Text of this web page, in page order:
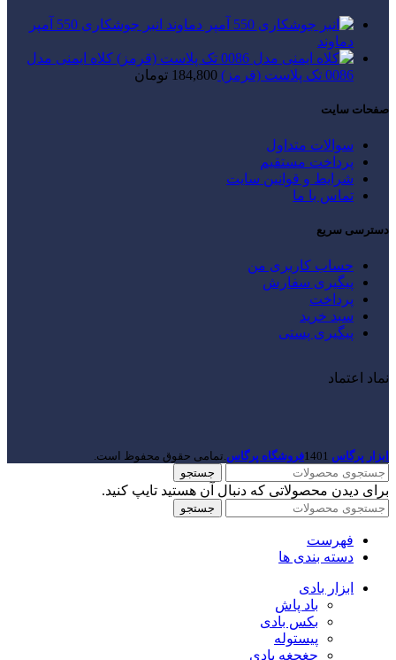
انبر جوشکاری 550 آمپر
دماوند
کلاه ایمنی مدل
0086 تک پلاست (قرمز)
184,800 تومان
صفحات سایت
سوالات متداول
پرداخت مستقیم
شرایط و قوانین سایت
تماس با ما
دسترسی سریع
حساب کاربری من
پیگیری سفارش
پرداخت
سبد خرید
پیگیری پستی
نماد اعتماد
ابزار پرگاس 1401فروشگاه پرگاس.تمامی حقوق محفوظ است.
جستجو
برای دیدن محصولاتی که دنبال آن هستید تایپ کنید.
جستجو
فهرست
دسته بندی ها
ابزار بادی
باد پاش
بکس بادی
پیستوله
جغجغه بادی